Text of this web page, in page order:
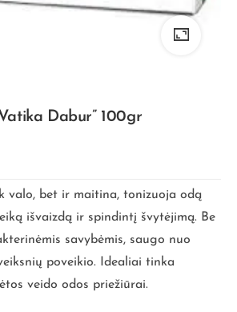
Dabur” 100gr
valo, bet ir maitina, tonizuoja odą
išvaizdą ir spindintį švytėjimą. Be
savybėmis, saugo nuo
poveikio. Idealiai tinka
veido odos priežiūrai.